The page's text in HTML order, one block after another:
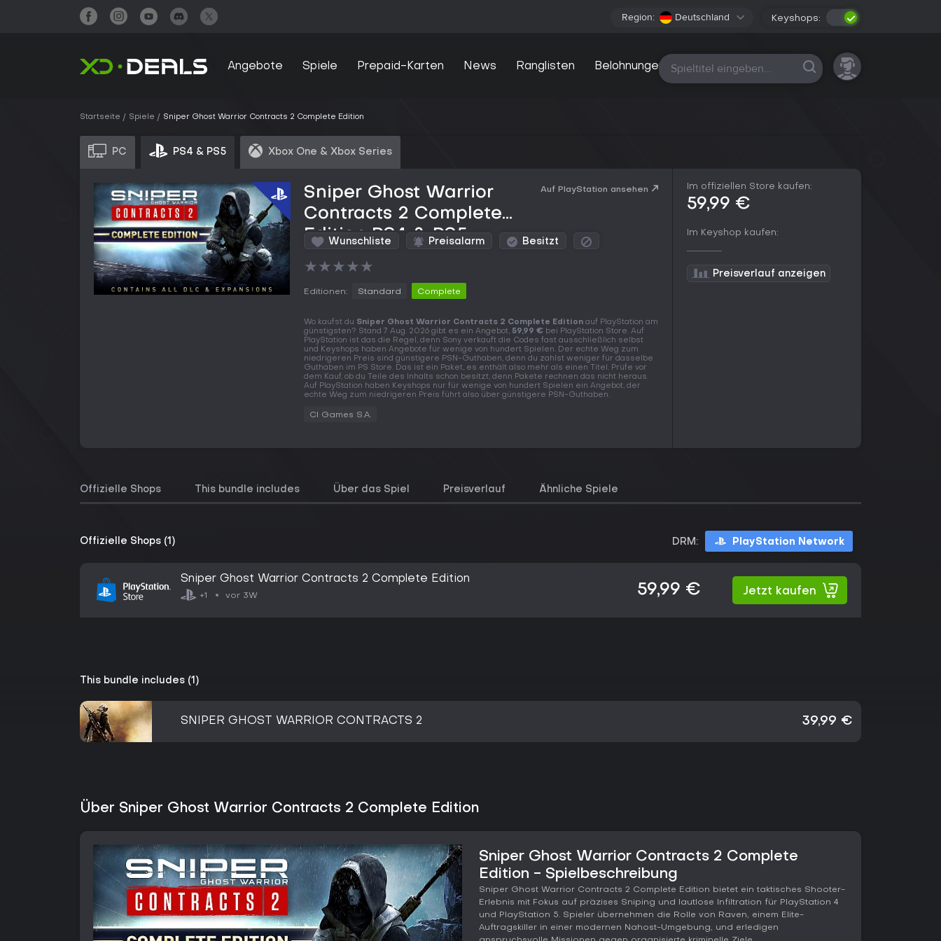
Region: Deutschland Keyshops:
Angebote Spiele Prepaid-Karten News Ranglisten Belohnungen Alle Plattformen
Startseite Spiele Sniper Ghost Warrior Contracts 2 Complete Edition
PC PS4 & PS5 Xbox One & Xbox Series
Sniper Ghost Warrior
Contracts 2 Complete
Edition PS4 & PS5
Auf PlayStation ansehen
Wunschliste Preisalarm Besitzt
★★★★★
Editionen: Standard Complete
Wo kaufst du Sniper Ghost Warrior Contracts 2 Complete Edition auf PlayStation am
günstigsten? Stand 7 Aug. 2026 gibt es ein Angebot, 59,99 € bei PlayStation Store. Auf
PlayStation ist das die Regel, denn Sony verkauft die Codes fast ausschließlich selbst
und Keyshops haben Angebote für wenige von hundert Spielen. Der echte Weg zum
niedrigeren Preis sind günstigere PSN-Guthaben, denn du zahlst weniger für dasselbe
Guthaben im PS Store. Das ist ein Paket, es enthält also mehr als einen Titel. Prüfe vor
dem Kauf, ob du Teile des Inhalts schon besitzt, denn Pakete rechnen das nicht heraus.
Auf PlayStation haben Keyshops nur für wenige von hundert Spielen ein Angebot, der
echte Weg zum niedrigeren Preis führt also über günstigere PSN-Guthaben.
CI Games S.A.
Im offiziellen Store kaufen:
59,99 €
Im Keyshop kaufen:
Preisverlauf anzeigen
Offizielle Shops This bundle includes Über das Spiel Preisverlauf Ähnliche Spiele
Offizielle Shops (1) DRM: PlayStation Network
Sniper Ghost Warrior Contracts 2 Complete Edition
+1 vor 3W 59,99 € Jetzt kaufen
This bundle includes (1)
SNIPER GHOST WARRIOR CONTRACTS 2 39,99 €
Über Sniper Ghost Warrior Contracts 2 Complete Edition
Sniper Ghost Warrior Contracts 2 Complete
Edition - Spielbeschreibung
Sniper Ghost Warrior Contracts 2 Complete Edition bietet ein taktisches Shooter-
Erlebnis mit Fokus auf präzises Sniping und lautlose Infiltration für PlayStation 4
und PlayStation 5. Spieler übernehmen die Rolle von Raven, einem Elite-
Auftragskiller in einer modernen Nahost-Umgebung, und erledigen